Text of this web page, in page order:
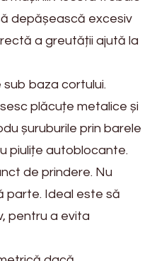
depășească excesiv
a greutății ajută la
sub baza cortului.
plăcuțe metalice și
șuruburile prin barele
piulițe autoblocante.
de prindere. Nu
parte. Ideal este să
pentru a evita